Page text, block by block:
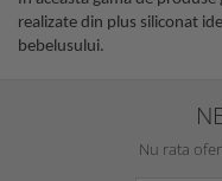
realizate din plus siliconat
bebelusului.
Nu rata